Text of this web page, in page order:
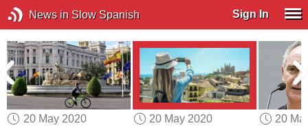
News in Slow Spanish Sign In
20 May 2020
20 May 2020
20